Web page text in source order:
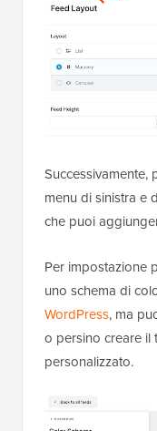
Successivamente,
menu di sinistra e
che puoi
Per impostazione
uno schema di
WordPress, ma
o persino creare il
personalizzato.